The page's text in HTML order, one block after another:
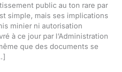
public au ton rare par
simple, mais ses implications
minier ni autorisation
à ce jour par l’Administration
que des documents se